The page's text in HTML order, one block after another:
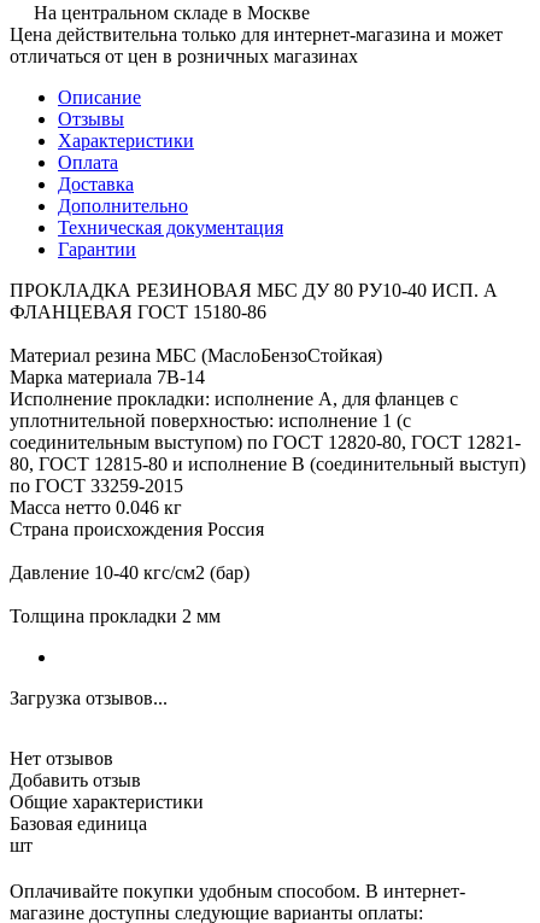
На центральном складе в Москве
Цена действительна только для интернет-магазина и может
отличаться от цен в розничных магазинах
Описание
Отзывы
Характеристики
Оплата
Доставка
Дополнительно
Техническая документация
Гарантии
ПРОКЛАДКА РЕЗИНОВАЯ МБС ДУ 80 РУ10-40 ИСП. А
ФЛАНЦЕВАЯ ГОСТ 15180-86
Материал резина МБС (МаслоБензоСтойкая)
Марка материала 7В-14
Исполнение прокладки: исполнение А, для фланцев с
уплотнительной поверхностью: исполнение 1 (с
соединительным выступом) по ГОСТ 12820-80, ГОСТ 12821-
80, ГОСТ 12815-80 и исполнение В (соединительный выступ)
по ГОСТ 33259-2015
Масса нетто 0.046 кг
Страна происхождения Россия
Давление 10-40 кгс/см2 (бар)
Толщина прокладки 2 мм
Загрузка отзывов...
Нет отзывов
Добавить отзыв
Общие характеристики
Базовая единица
шт
Оплачивайте покупки удобным способом. В интернет-
магазине доступны следующие варианты оплаты: